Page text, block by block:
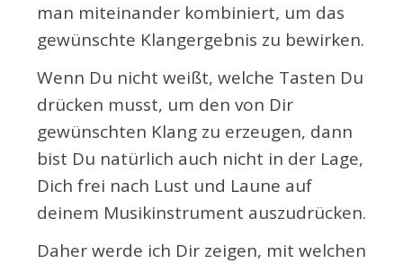
man miteinander kombiniert, um das
gewünschte Klangergebnis zu bewirken.
Wenn Du nicht weißt, welche Tasten Du
drücken musst, um den von Dir
gewünschten Klang zu erzeugen, dann
bist Du natürlich auch nicht in der Lage,
Dich frei nach Lust und Laune auf
deinem Musikinstrument auszudrücken.
Daher werde ich Dir zeigen, mit welchen